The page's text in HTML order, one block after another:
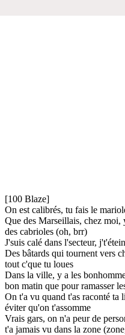
[100 Blaze]
On est calibrés, tu fais le
Que des Marseillais, chez
des cabrioles (oh, brr)
J'suis calé dans l'secteur,
Des bâtards qui tournent vers
tout c'que tu loues
Dans la ville, y a les
bon matin que pour ramasser
On t'a vu quand t'as raconté ta
éviter qu'on t'assomme
Vrais gars, on n'a peur de
t'a jamais vu dans la zone